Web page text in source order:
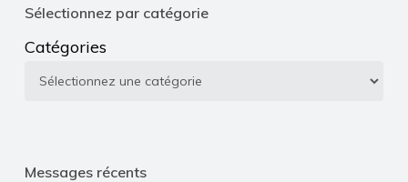
Sélectionnez par catégorie
Catégories
Messages récents